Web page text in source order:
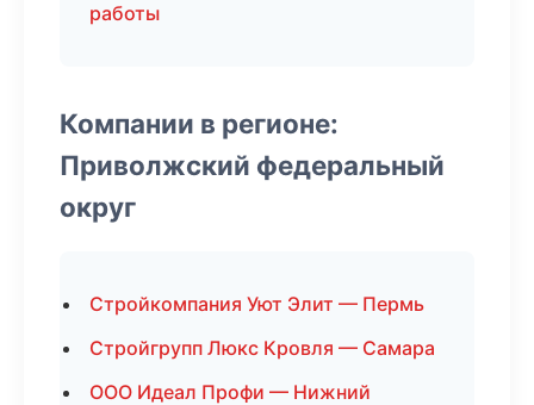
работы
Компании в регионе:
Приволжский федеральный
округ
Стройкомпания Уют Элит — Пермь
Стройгрупп Люкс Кровля — Самара
ООО Идеал Профи — Нижний